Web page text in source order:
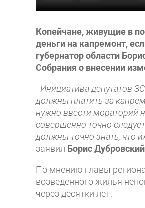
Копейчане, живущие в
деньги на капремонт,
губернатор области
Собрания о внесении
- Инициатива депутатов
должны платить за
нужно ввести мораторий
совершенно точно
должны точно знать, что
заявил Борис Дубровский
По мнению главы
возведенного жилья
через десятки лет.